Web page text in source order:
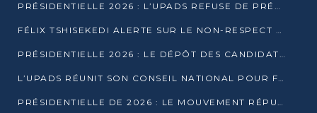
PRÉSIDENTIELLE 2026 : L’UPADS REFUSE DE PRÉSENTER UN CANDIDAT ET DÉNONCE UN PROCESSUS NON CRÉDIBLE
FÉLIX TSHISEKEDI ALERTE SUR LE NON-RESPECT DES ENGAGEMENTS DE PAIX APRÈS SA RENCONTRE AVEC D. SASSOU-NGUESSO
PRÉSIDENTIELLE 2026 : LE DÉPÔT DES CANDIDATURES OUVERT DU 29 JANVIER AU 12 FÉVRIER
L’UPADS RÉUNIT SON CONSEIL NATIONAL POUR FIXER SA LIGNE POLITIQUE À DEUX MOIS DE LA PRÉSIDENTIELLE
PRÉSIDENTIELLE DE 2026 : LE MOUVEMENT RÉPUBLICAIN DÉNONCE UNE CONVOCATION ÉLECTORALE « OPAQUE ET PRÉCIPITÉE »